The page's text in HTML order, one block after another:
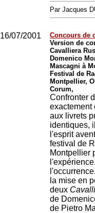
Par Jacques
16/07/2001
Concours de
Version de
Cavalliera
Domenico
Mascagni à
Festival de
Montpellier,
Corum,
Confronter
exactement
aux livrets
identiques,
l'esprit
festival de
Montpellier
la mise en
deux
de
de Pietro